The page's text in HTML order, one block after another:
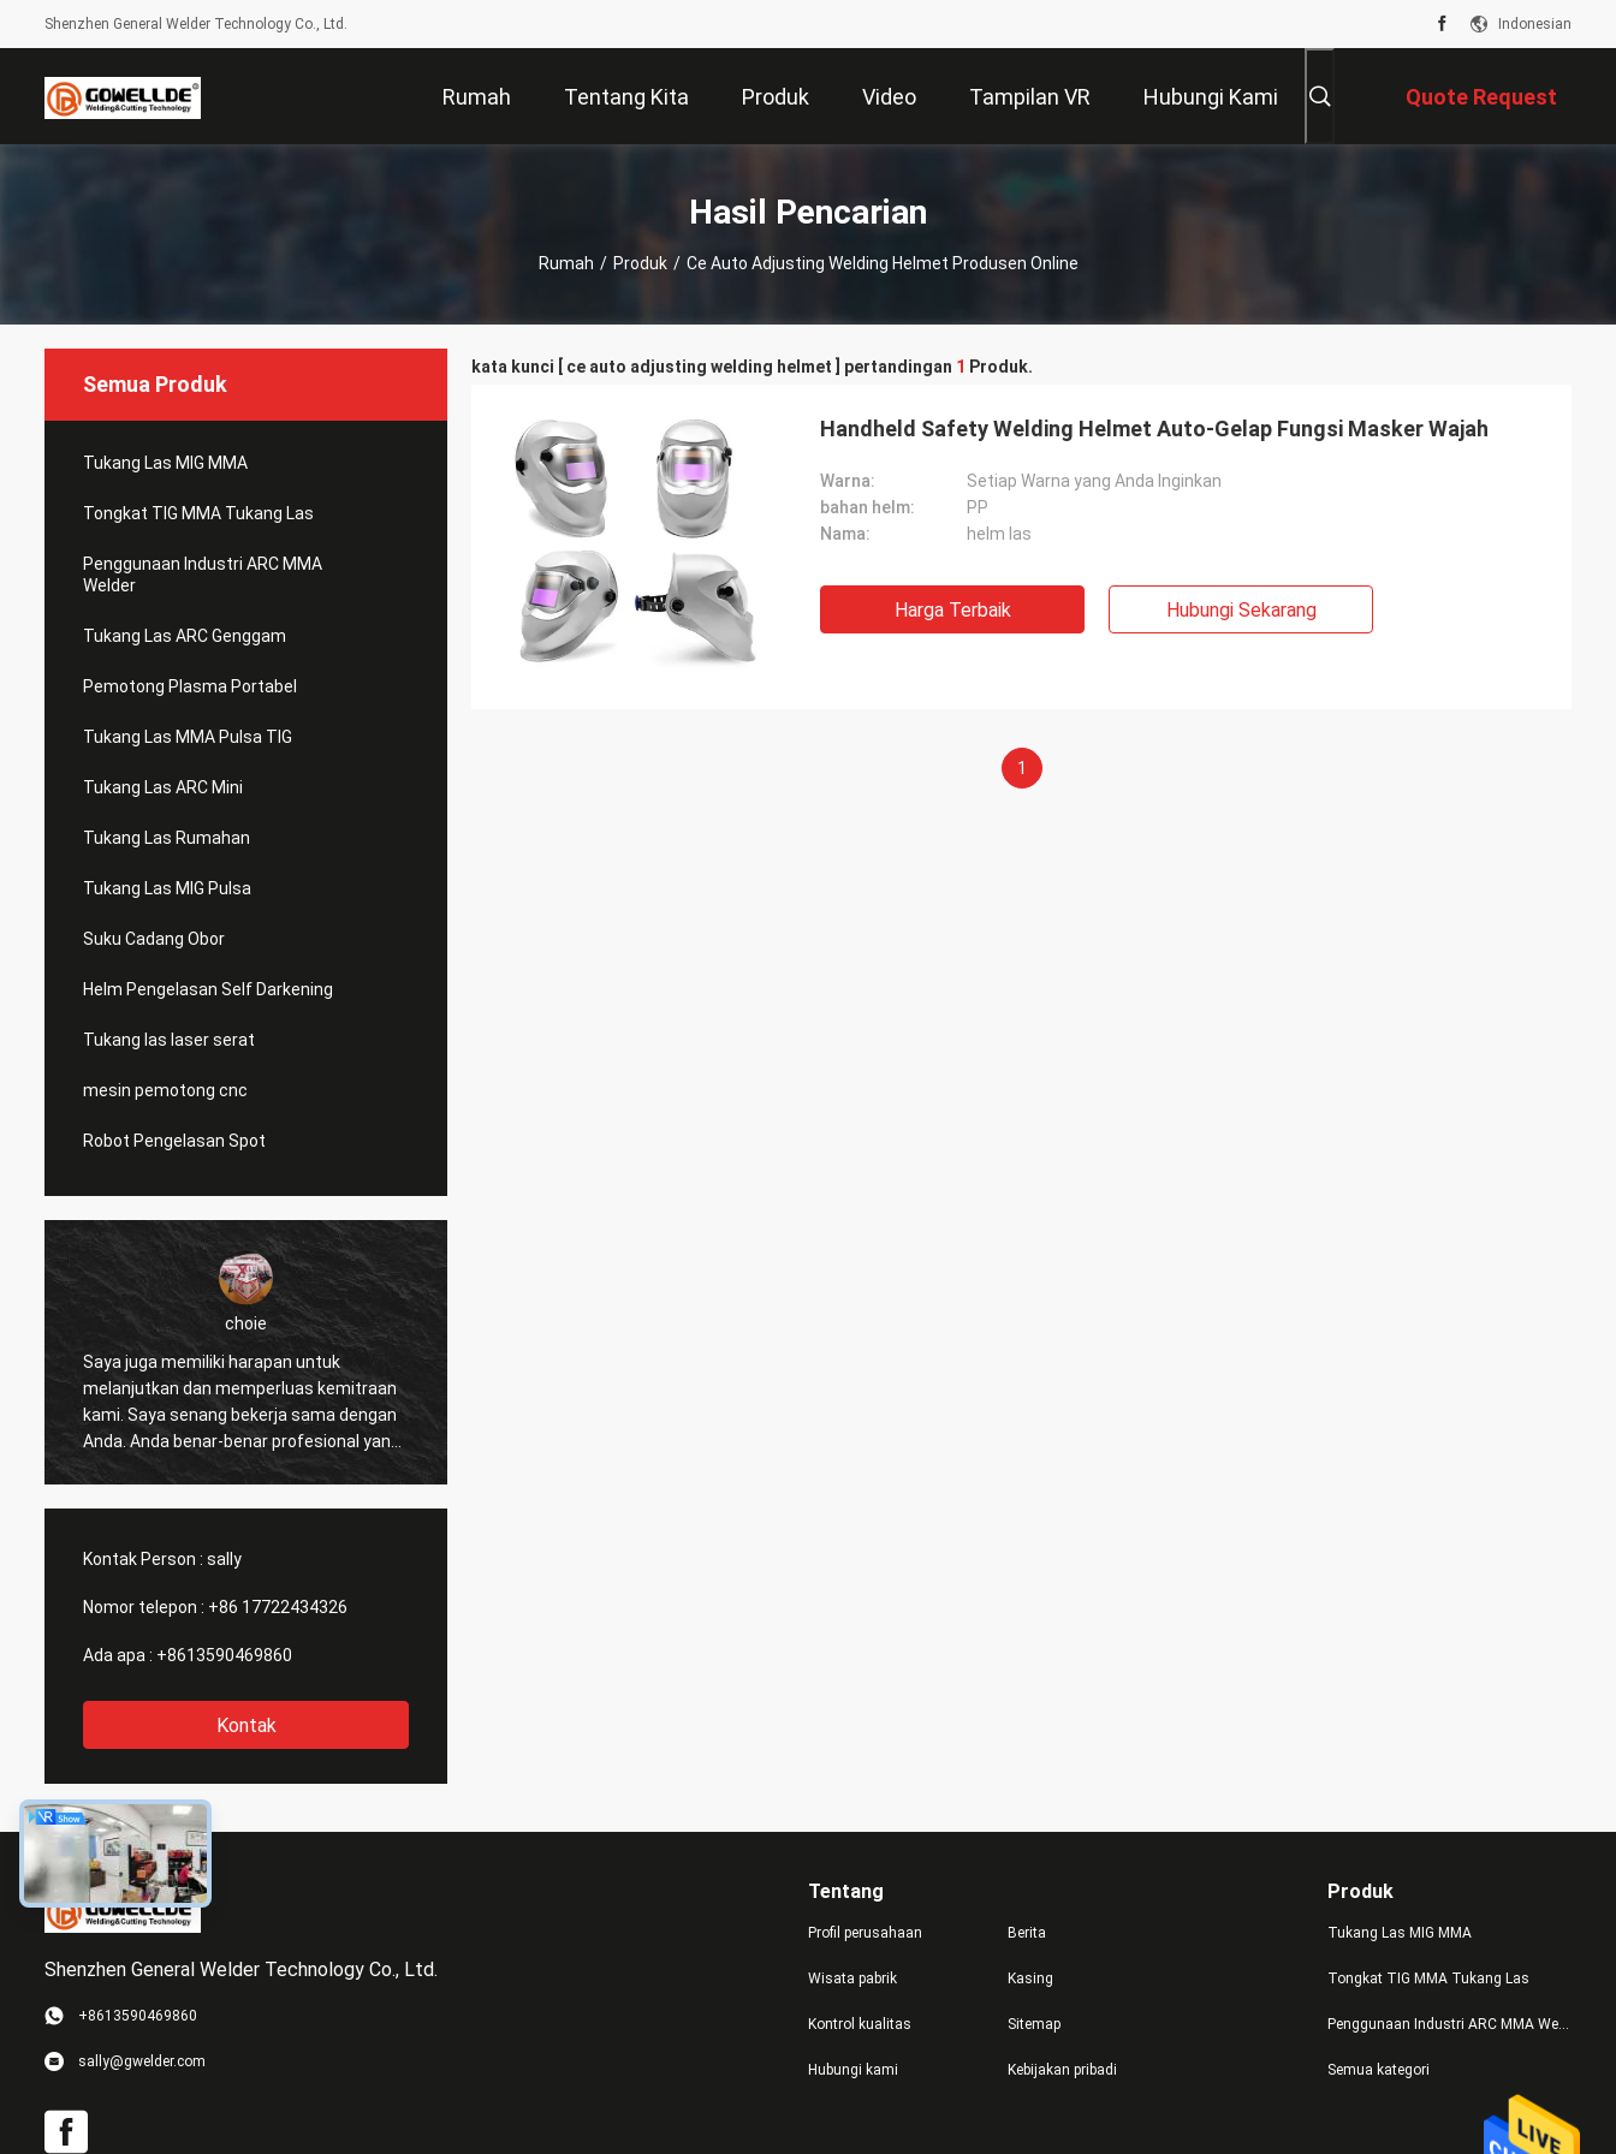
Shenzhen General Welder Technology Co., Ltd. Indonesian
Rumah Tentang Kita Produk Video Tampilan VR Hubungi Kami Quote Request
Hasil Pencarian
Rumah / Produk / Ce Auto Adjusting Welding Helmet Produsen Online
Semua Produk
Tukang Las MIG MMA
Tongkat TIG MMA Tukang Las
Penggunaan Industri ARC MMA
Welder
Tukang Las ARC Genggam
Pemotong Plasma Portabel
Tukang Las MMA Pulsa TIG
Tukang Las ARC Mini
Tukang Las Rumahan
Tukang Las MIG Pulsa
Suku Cadang Obor
Helm Pengelasan Self Darkening
Tukang las laser serat
mesin pemotong cnc
Robot Pengelasan Spot
choie
Saya juga memiliki harapan untuk
melanjutkan dan memperluas kemitraan
kami. Saya senang bekerja sama dengan
Anda. Anda benar-benar profesional yang
sangat baik dan mendukung kami
Kontak Person : sally
Nomor telepon : +86 17722434326
Ada apa : +8613590469860
Kontak
kata kunci [ ce auto adjusting welding helmet ] pertandingan 1 Produk.
Handheld Safety Welding Helmet Auto-Gelap Fungsi Masker Wajah
Warna:
Setiap Warna yang Anda Inginkan
bahan helm:
PP
Nama:
helm las
Harga Terbaik Hubungi Sekarang
1
Shenzhen General Welder Technology Co., Ltd.
+8613590469860
sally@gwelder.com
Tentang
Profil perusahaan
Wisata pabrik
Kontrol kualitas
Hubungi kami
Berita
Kasing
Sitemap
Kebijakan pribadi
Produk
Tukang Las MIG MMA
Tongkat TIG MMA Tukang Las
Penggunaan Industri ARC MMA Welder
Semua kategori